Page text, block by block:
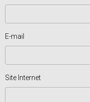
E-mail
Site Internet